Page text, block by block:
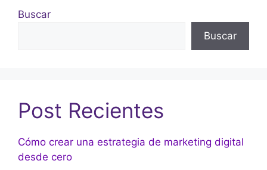
Buscar
Buscar
Post Recientes
Cómo crear una estrategia de marketing digital
desde cero